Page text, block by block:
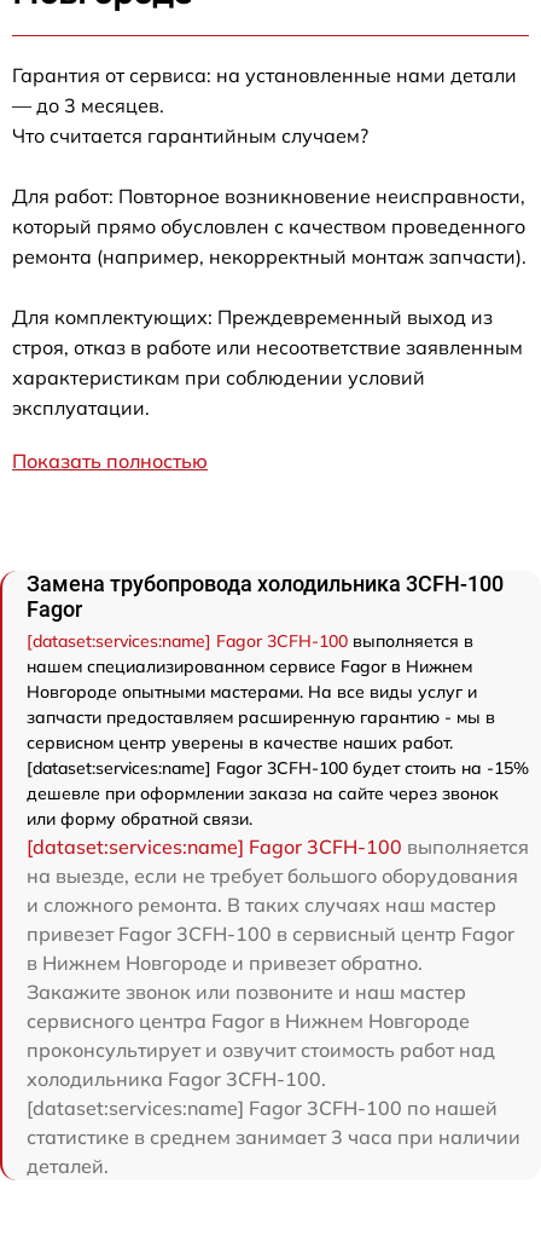
Гарантия от сервиса: на установленные нами детали
— до 3 месяцев.
Что считается гарантийным случаем?
Для работ: Повторное возникновение неисправности,
который прямо обусловлен с качеством проведенного
ремонта (например, некорректный монтаж запчасти).
Для комплектующих: Преждевременный выход из
строя, отказ в работе или несоответствие заявленным
характеристикам при соблюдении условий
эксплуатации.
Показать полностью
Замена трубопровода холодильника 3CFH-100
Fagor
[dataset:services:name] Fagor 3CFH-100 выполняется в
нашем специализированном сервисе Fagor в Нижнем
Новгороде опытными мастерами. На все виды услуг и
запчасти предоставляем расширенную гарантию - мы в
сервисном центр уверены в качестве наших работ.
[dataset:services:name] Fagor 3CFH-100 будет стоить на -15%
дешевле при оформлении заказа на сайте через звонок
или форму обратной связи.
[dataset:services:name] Fagor 3CFH-100 выполняется
на выезде, если не требует большого оборудования
и сложного ремонта. В таких случаях наш мастер
привезет Fagor 3CFH-100 в сервисный центр Fagor
в Нижнем Новгороде и привезет обратно.
Закажите звонок или позвоните и наш мастер
сервисного центра Fagor в Нижнем Новгороде
проконсультирует и озвучит стоимость работ над
холодильника Fagor 3CFH-100.
[dataset:services:name] Fagor 3CFH-100 по нашей
статистике в среднем занимает 3 часа при наличии
деталей.